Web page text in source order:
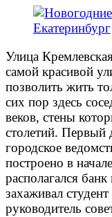
Улица
самой красивой
позволить жить
сих пор здесь
веков, стены
столетий. Первый
городское
построено в
располагался
захаживал
руководитель